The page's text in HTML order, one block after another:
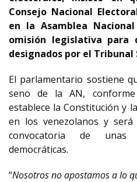
Consejo Nacional
en la Asamblea
omisión legislativa para
designados por el Tribunal
El parlamentario sostiene
seno de la AN,
establece la Constitución y
en los venezolanos y
convocatoria de
democráticas.
“Nosotros no apostamos a lo